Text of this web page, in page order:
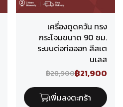
เครื่องดูดควัน ทรง
กระโจมขนาด 90 ซม.
ระบบต่อท่อออก สีสเต
นเลส
฿28,900฿21,900
เพิ่มลงตะกร้า